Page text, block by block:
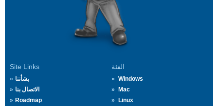
Site Links
بشأننا
الاتصال بنا
Roadmap
الفئة
Windows
Mac
Linux